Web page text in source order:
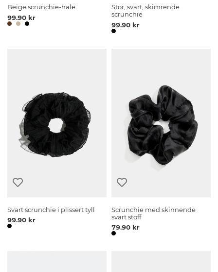
Beige scrunchie-hale
99.90 kr
Stor, svart, skimrende
scrunchie
99.90 kr
Svart scrunchie i plissert tyll
99.90 kr
Scrunchie med skinnende
svart stoff
79.90 kr